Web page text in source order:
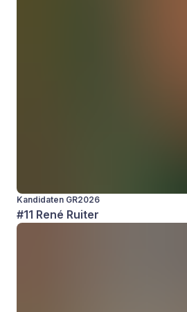
Kandidaten GR2026
#11 René Ruiter